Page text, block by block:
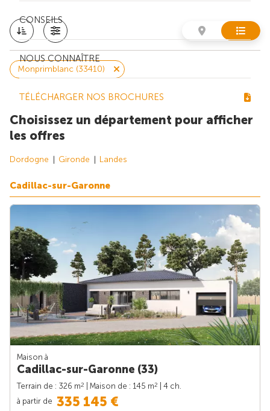
CONSEILS
NOUS CONNAÎTRE
TÉLÉCHARGER NOS BROCHURES
Monprimblanc (33410)
Choisissez un département pour afficher
les offres
Dordogne Gironde Landes
Cadillac-sur-Garonne
Maison à
Cadillac-sur-Garonne (33)
Terrain de : 326 m2 | Maison de : 145 m2
| 4 ch.
à partir de 335 145 €